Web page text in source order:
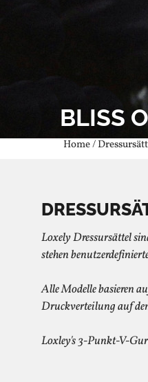
BLISS
Home/
Loxely Dressursättel
stehen
Alle Modelle basieren
Druckverteilung auf
Loxley's 3-Punkt-V-